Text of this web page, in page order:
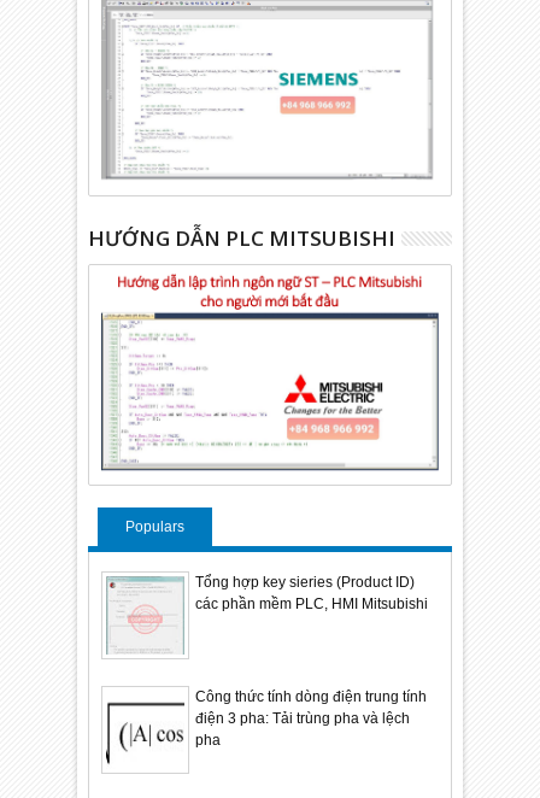
HƯỚNG DẪN PLC MITSUBISHI
Populars
Tổng hợp key sieries (Product ID)
các phần mềm PLC, HMI Mitsubishi
Công thức tính dòng điện trung tính
điện 3 pha: Tải trùng pha và lệch
pha